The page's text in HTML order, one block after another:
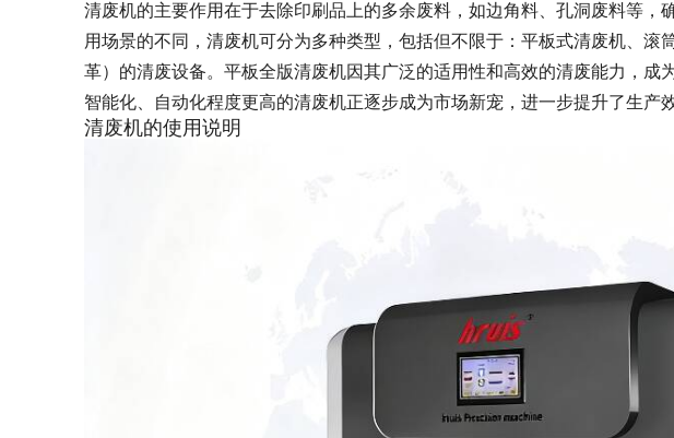
清废机的主要作用在于去除印刷品上的多余废料，如边角料、孔洞废料等，
用场景的不同，清废机可分为多种类型，包括但不限于：平板式清废机、滚
革）的清废设备。平板全版清废机因其广泛的适用性和高效的清废能力，成
智能化、自动化程度更高的清废机正逐步成为市场新宠，进一步提升了生产
清废机的使用说明